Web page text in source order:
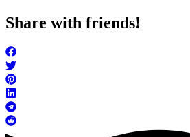
Share with friends!